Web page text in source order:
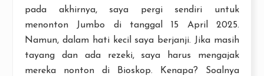
pada akhirnya, saya pergi sendiri untuk
menonton Jumbo di tanggal 15 April 2025.
Namun, dalam hati kecil saya berjanji. Jika masih
tayang dan ada rezeki, saya harus mengajak
mereka nonton di Bioskop. Kenapa? Soalnya